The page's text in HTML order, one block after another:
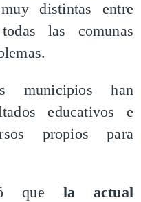
distintas entre
las comunas
municipios han
educativos e
propios para
que la actual